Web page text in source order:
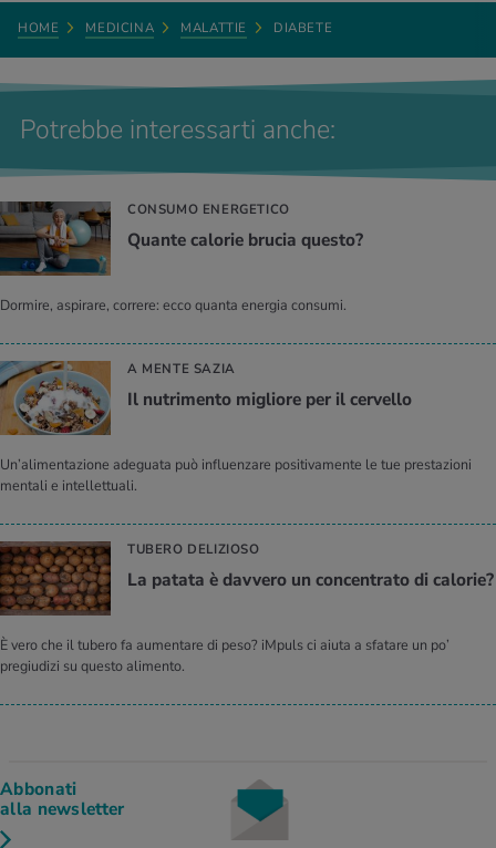
e in medicina dello sport SGSM presso il centro Medbase Zurigo
Löwenstrasse.
HOME MEDICINA MALATTIE DIABETE
Potrebbe interessarti anche:
CONSUMO ENERGETICO
Quante calorie brucia questo?
Dormire, aspirare, correre: ecco quanta energia consumi.
A MENTE SAZIA
Il nutrimento migliore per il cervello
Un’alimentazione adeguata può influenzare positivamente le tue prestazioni
mentali e intellettuali.
TUBERO DELIZIOSO
La patata è davvero un concentrato di calorie?
È vero che il tubero fa aumentare di peso? iMpuls ci aiuta a sfatare un po’
pregiudizi su questo alimento.
Abbonati
alla newsletter